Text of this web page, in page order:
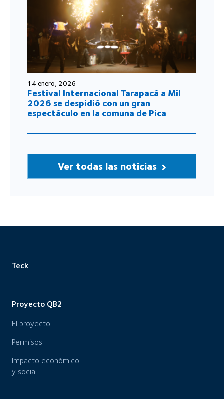
14 enero, 2026
Festival Internacional Tarapacá a Mil
2026 se despidió con un gran
espectáculo en la comuna de Pica
Ver todas las noticias
Teck
Proyecto QB2
El proyecto
Permisos
Impacto económico
y social